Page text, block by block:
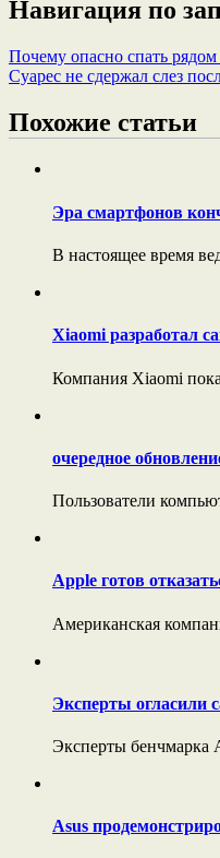
Навигация по
Почему опасно спать
Суарес не сдержал слез
Похожие статьи
Эра смартфонов
В настоящее время
Xiaomi разработал
Компания Xiaomi
очередное
Пользователи
Apple готов
Американская
Эксперты огласили
Эксперты бенчмарка
Asus